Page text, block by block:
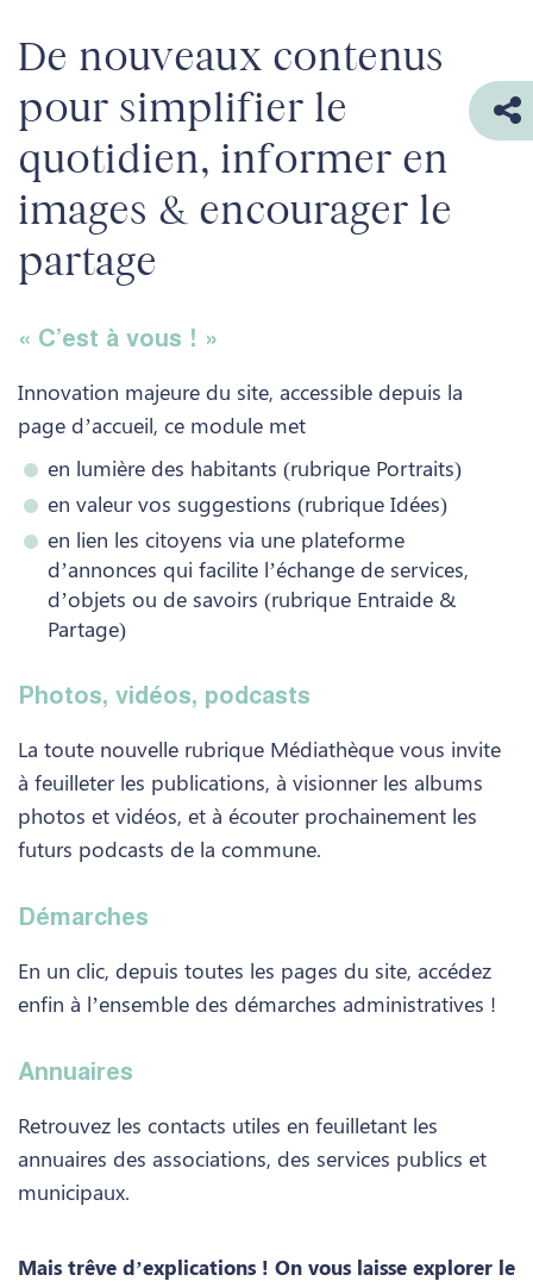
De nouveaux contenus
pour simplifier le
quotidien, informer en
images & encourager le
partage
« C’est à vous ! »
Innovation majeure du site, accessible depuis la
page d’accueil, ce module met
en lumière des habitants (rubrique Portraits)
en valeur vos suggestions (rubrique Idées)
en lien les citoyens via une plateforme
d’annonces qui facilite l’échange de services,
d’objets ou de savoirs (rubrique Entraide &
Partage)
Photos, vidéos, podcasts
La toute nouvelle rubrique Médiathèque vous invite
à feuilleter les publications, à visionner les albums
photos et vidéos, et à écouter prochainement les
futurs podcasts de la commune.
Démarches
En un clic, depuis toutes les pages du site, accédez
enfin à l’ensemble des démarches administratives !
Annuaires
Retrouvez les contacts utiles en feuilletant les
annuaires des associations, des services publics et
municipaux.
Mais trêve d’explications ! On vous laisse explorer le